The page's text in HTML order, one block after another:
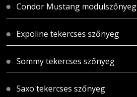
Condor Mustang modulszőnyeg
Expoline tekercses szőnyeg
Sommy tekercses szőnyeg
Saxo tekercses szőnyeg